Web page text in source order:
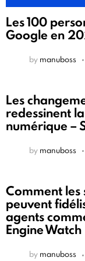
Les 100
Google en
by manuboss
Les
redessinent
numérique –
by manuboss
Comment les
peuvent
agents
Engine Watch
by manuboss